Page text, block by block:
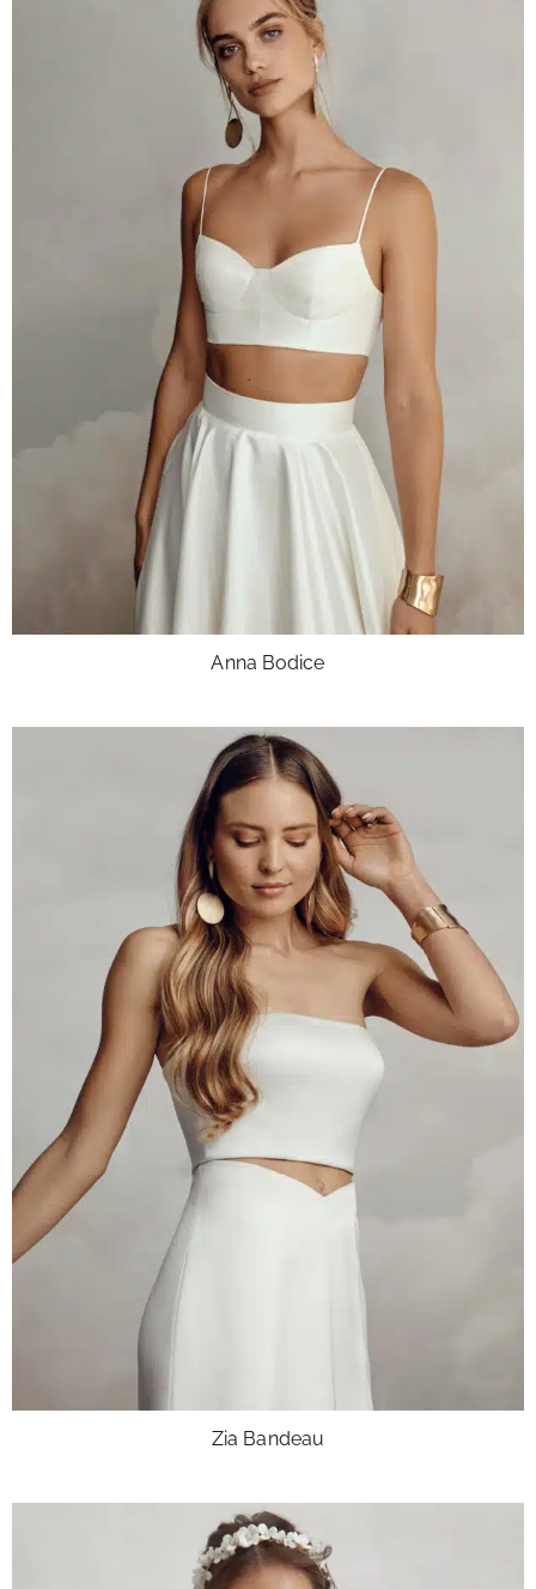
Anna Bodice
Zia Bandeau